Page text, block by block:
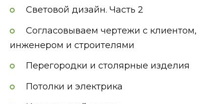
Световой дизайн. Часть 2
Согласовываем чертежи с клиентом,
инженером и строителями
Перегородки и столярные изделия
Потолки и электрика